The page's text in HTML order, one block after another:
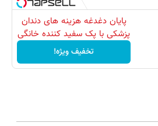
پایان دغدغه هزینه های دندان
پزشکی با پک سفید کننده خانگی
تخفیف ویژه!